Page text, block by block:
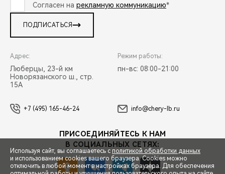
Согласен на рекламную коммуникацию*
ПОДПИСАТЬСЯ
Адрес:
Люберцы, 23-й км
Новорязанского ш., стр.
15А
Режим работы:
пн-вс: 08:00-21:00
+7 (495) 165-46-24 info@chery-lb.ru
ПРИСОЕДИНЯЙТЕСЬ К НАМ
В СОЦИАЛЬНЫХ СЕТЯХ:
Используя сайт, вы соглашаетесь с политикой обработки данных
и использованием cookies вашего браузера. Cookies можно
отключить в любой момент в настройках браузера. Для обеспечения